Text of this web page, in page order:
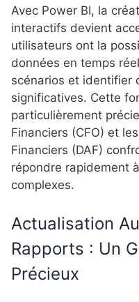
Avec Power BI, la
interactifs devient
utilisateurs ont la
données en temps
scénarios et identifier
significatives. Cette
particulièrement
Financiers (CFO) et
Financiers (DAF)
répondre rapidement
complexes.
Actualisation
Rapports : Un
Précieux